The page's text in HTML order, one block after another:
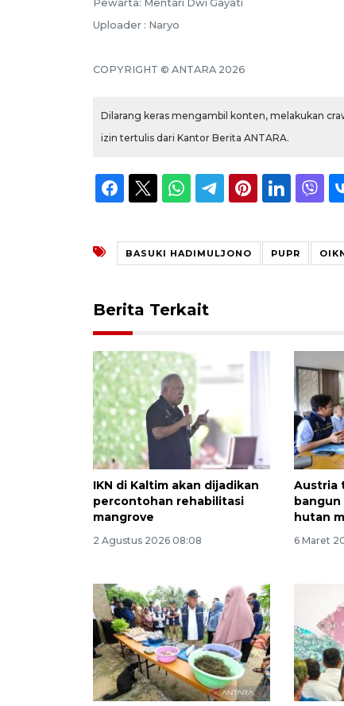
Pewarta: Mentari Dwi Gayati
Uploader : Naryo
COPYRIGHT © ANTARA 2026
Dilarang keras mengambil konten, melakukan
izin tertulis dari Kantor Berita ANTARA.
BASUKI HADIMULJONO PUPR
Berita Terkait
IKN di Kaltim akan dijadikan
percontohan rehabilitasi
mangrove
2 Agustus 2026 08:08
Austria
bangun
hutan
6 Maret